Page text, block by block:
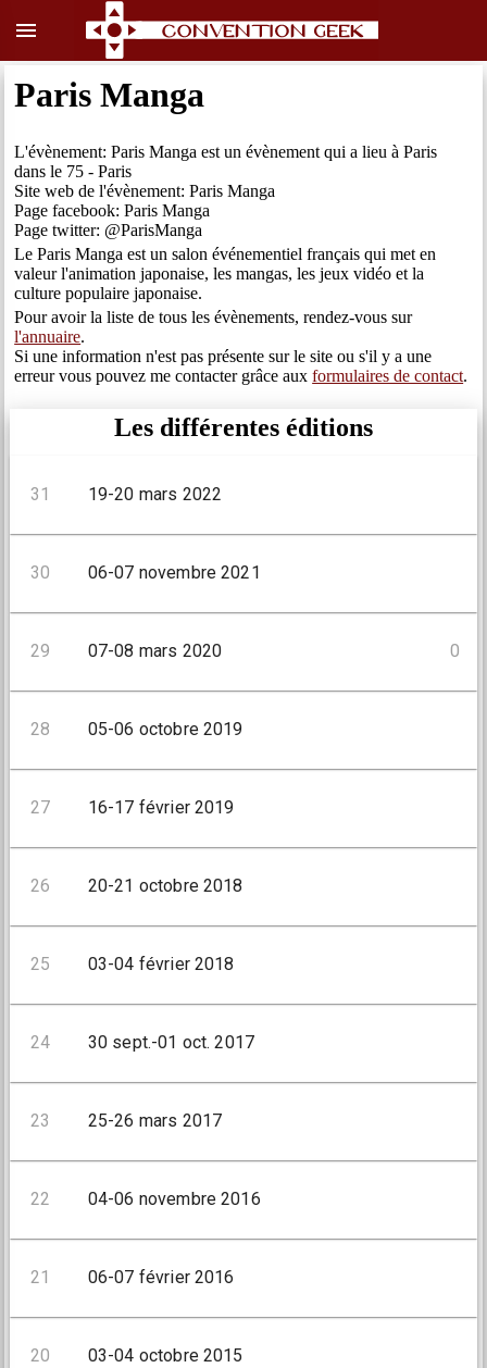
menu
Paris Manga
L'évènement: Paris Manga est un évènement qui a lieu à Paris
dans le 75 - Paris
Site web de l'évènement: Paris Manga
Page facebook: Paris Manga
Page twitter: @ParisManga
Le Paris Manga est un salon événementiel français qui met en
valeur l'animation japonaise, les mangas, les jeux vidéo et la
culture populaire japonaise.
Pour avoir la liste de tous les évènements, rendez-vous sur
l'annuaire.
Si une information n'est pas présente sur le site ou s'il y a une
erreur vous pouvez me contacter grâce auxformulaires de contact.
Les différentes éditions
31 19-20 mars 2022
30 06-07 novembre 2021
29 07-08 mars 2020 0
28 05-06 octobre 2019
27 16-17 février 2019
26 20-21 octobre 2018
25 03-04 février 2018
24 30 sept.-01 oct. 2017
23 25-26 mars 2017
22 04-06 novembre 2016
21 06-07 février 2016
20 03-04 octobre 2015